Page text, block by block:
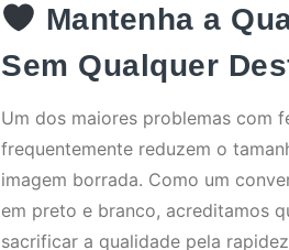
Mantenha a
Sem Qualquer
Um dos maiores problemas com
frequentemente reduzem o
imagem borrada. Como um
em preto e branco, acreditamos
sacrificar a qualidade pela